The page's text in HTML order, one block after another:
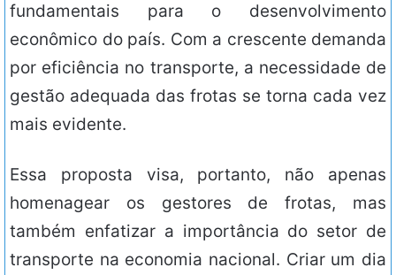
fundamentais para o desenvolvimento
econômico do país. Com a crescente demanda
por eficiência no transporte, a necessidade de
gestão adequada das frotas se torna cada vez
mais evidente.
Essa proposta visa, portanto, não apenas
homenagear os gestores de frotas, mas
também enfatizar a importância do setor de
transporte na economia nacional. Criar um dia